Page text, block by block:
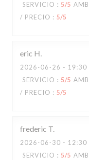
SERVICIO : 5/5
/ PRECIO : 5/5
eric H
2026-06-26 - 19:30
SERVICIO : 5/5
/ PRECIO : 5/5
frederic T
2026-06-30 - 12:30
SERVICIO : 5/5